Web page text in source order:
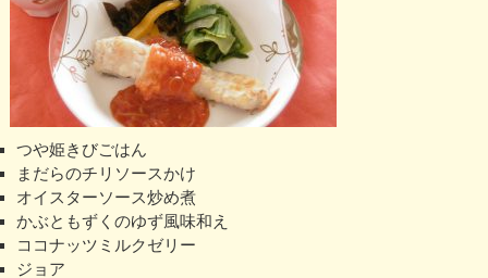
つや姫きびごはん
まだらのチリソースかけ
オイスターソース炒め煮
かぶともずくのゆず風味和え
ココナッツミルクゼリー
ジョア